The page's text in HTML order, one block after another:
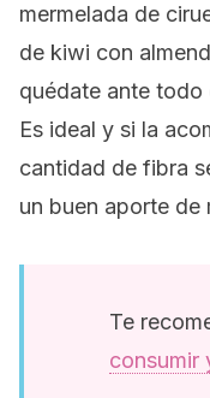
mermelada de
de kiwi con
quédate ante
Es ideal y si la
cantidad de fibra
un buen aporte de
Te
consumir